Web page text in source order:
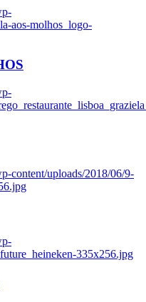
aos-molhos_logo-
content/uploads/2018/06/9-
335x256.jpg